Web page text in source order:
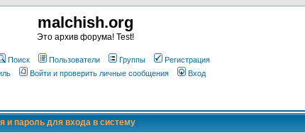
malchish.org
Это архив форума! Test!
Поиск Пользователи Группы
Регистрация
Войти и проверить личные сообщения Вход
и пароль для входа в систему